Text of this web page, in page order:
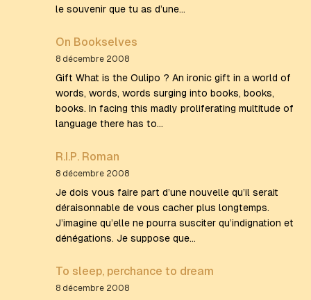
le souvenir que tu as d’une…
On Bookselves
8 décembre 2008
Gift What is the Oulipo ? An ironic gift in a world of
words, words, words surging into books, books,
books. In facing this madly proliferating multitude of
language there has to…
R.I.P. Roman
8 décembre 2008
Je dois vous faire part d’une nouvelle qu’il serait
déraisonnable de vous cacher plus longtemps.
J’imagine qu’elle ne pourra susciter qu’indignation et
dénégations. Je suppose que…
To sleep, perchance to dream
8 décembre 2008